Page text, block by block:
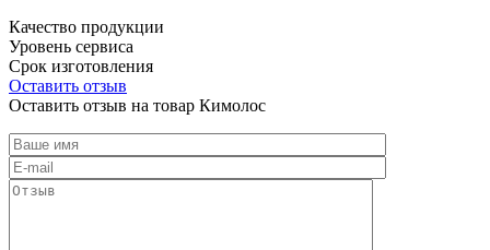
Качество продукции
Уровень сервиса
Срок изготовления
Оставить отзыв
Оставить отзыв на товар Кимолос